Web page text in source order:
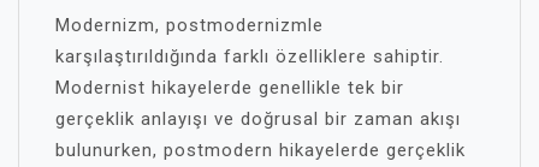
Modernizm, postmodernizmle
karşılaştırıldığında farklı özelliklere sahiptir.
Modernist hikayelerde genellikle tek bir
gerçeklik anlayışı ve doğrusal bir zaman akışı
bulunurken, postmodern hikayelerde gerçeklik